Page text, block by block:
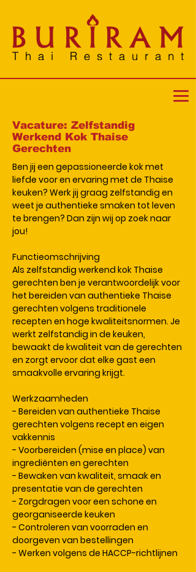
Vacature: Zelfstandig
Werkend Kok Thaise
Gerechten
Ben jij een gepassioneerde kok met
liefde voor en ervaring met de Thaise
keuken? Werk jij graag zelfstandig en
weet je authentieke smaken tot leven
te brengen? Dan zijn wij op zoek naar
jou!
Functieomschrijving
Als zelfstandig werkend kok Thaise
gerechten ben je verantwoordelijk voor
het bereiden van authentieke Thaise
gerechten volgens traditionele
recepten en hoge kwaliteitsnormen. Je
werkt zelfstandig in de keuken,
bewaakt de kwaliteit van de gerechten
en zorgt ervoor dat elke gast een
smaakvolle ervaring krijgt.
Werkzaamheden
- Bereiden van authentieke Thaise
gerechten volgens recept en eigen
vakkennis
- Voorbereiden (mise en place) van
ingrediënten en gerechten
- Bewaken van kwaliteit, smaak en
presentatie van de gerechten
- Zorgdragen voor een schone en
georganiseerde keuken
- Controleren van voorraden en
doorgeven van bestellingen
- Werken volgens de HACCP-richtlijnen